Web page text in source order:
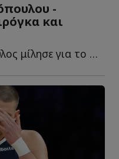
-
και
Ο Δημήτρης Γιαννακόπουλος μίλησε για το λάβαρο που κ...